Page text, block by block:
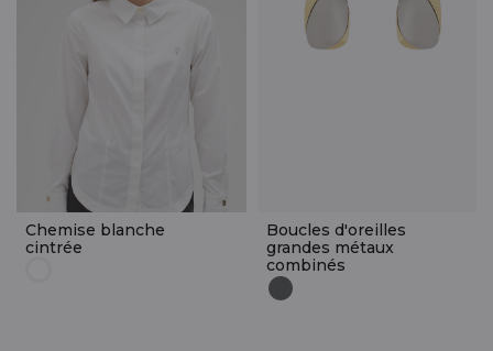
Chemise blanche
cintrée
Boucles d'oreilles
grandes métaux
combinés